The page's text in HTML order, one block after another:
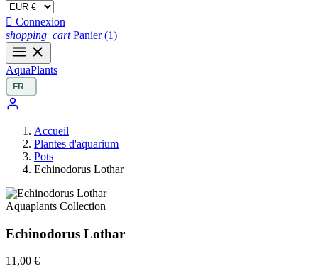
 Connexion
shopping_cart Panier (1)
AquaPlants
Accueil
Plantes d'aquarium
Pots
Echinodorus Lothar
Aquaplants Collection
Echinodorus Lothar
11,00 €